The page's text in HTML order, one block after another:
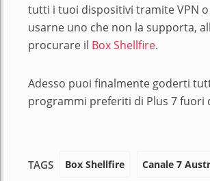
tutti i tuoi dispositivi tramite VPN o
usarne uno che non la supporta,
procurare il Box Shellfire.
Adesso puoi finalmente goderti
programmi preferiti di Plus 7 fuori
TAGS Box Shellfire Canale 7